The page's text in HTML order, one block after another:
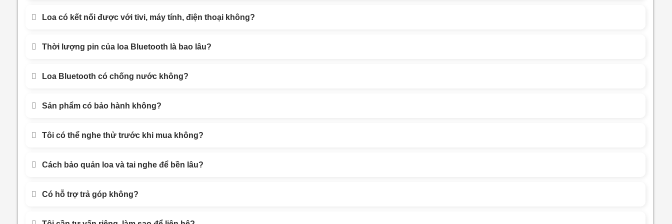
Loa có kết nối được với tivi, máy tính, điện thoại không?
Thời lượng pin của loa Bluetooth là bao lâu?
Loa Bluetooth có chống nước không?
Sản phẩm có bảo hành không?
Tôi có thể nghe thử trước khi mua không?
Cách bảo quản loa và tai nghe để bền lâu?
Có hỗ trợ trả góp không?